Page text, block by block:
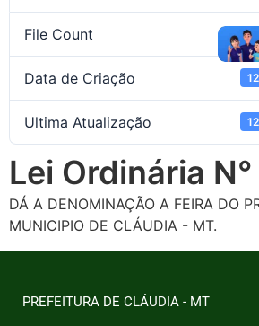
File Count
Data de Criação
Ultima Atualização
Lei Ordinária
DÁ A DENOMINAÇÃO A FEIRA DO
MUNICIPIO DE CLÁUDIA - MT.
PREFEITURA DE CLÁUDIA - MT